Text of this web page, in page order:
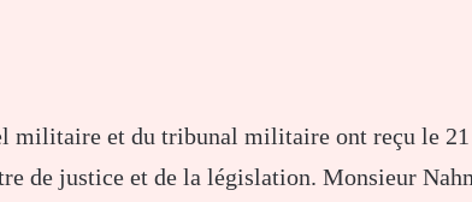
militaire et du tribunal militaire ont reçu le
de justice et de la législation. Monsieur